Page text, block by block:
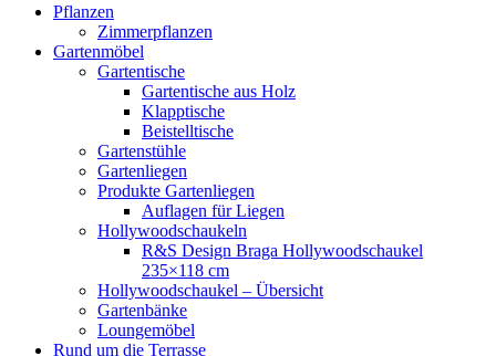
Pflanzen
Zimmerpflanzen
Gartenmöbel
Gartentische
Gartentische aus Holz
Klapptische
Beistelltische
Gartenstühle
Gartenliegen
Produkte Gartenliegen
Auflagen für Liegen
Hollywoodschaukeln
R&S Design Braga Hollywoodschaukel
235×118 cm
Hollywoodschaukel – Übersicht
Gartenbänke
Loungemöbel
Rund um die Terrasse